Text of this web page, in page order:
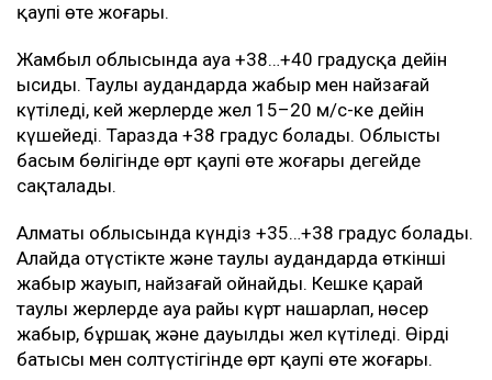
қаупі өте жоғары.
Жамбыл облысында ауа +38…+40 градусқа дейін
ысиды. Таулы аудандарда жаңбыр мен найзағай
күтіледі, кей жерлерде жел 15–20 м/с-ке дейін
күшейеді. Таразда +38 градус болады. Облыстың
басым бөлігінде өрт қаупі өте жоғары деңгейде
сақталады.
Алматы облысында күндіз +35…+38 градус болады.
Алайда оңтүстікте және таулы аудандарда өткінші
жаңбыр жауып, найзағай ойнайды. Кешке қарай
таулы жерлерде ауа райы күрт нашарлап, нөсер
жаңбыр, бұршақ және дауылды жел күтіледі. Өңірдің
батысы мен солтүстігінде өрт қаупі өте жоғары.